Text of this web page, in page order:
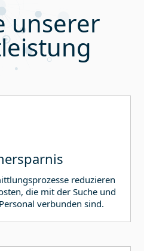
unserer
reduzieren
die mit der Suche und
verbunden sind.